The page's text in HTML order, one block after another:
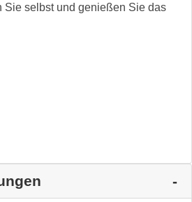
Sie selbst und genießen Sie das